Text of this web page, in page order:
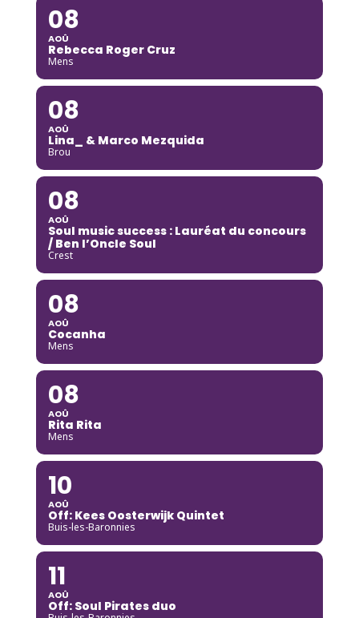
08
AOÛ
Rebecca Roger Cruz
Mens
08
AOÛ
Lina_ & Marco Mezquida
Brou
08
AOÛ
Soul music success : Lauréat du concours
/ Ben l’Oncle Soul
Crest
08
AOÛ
Cocanha
Mens
08
AOÛ
Rita Rita
Mens
10
AOÛ
Off: Kees Oosterwijk Quintet
Buis-les-Baronnies
11
AOÛ
Off: Soul Pirates duo